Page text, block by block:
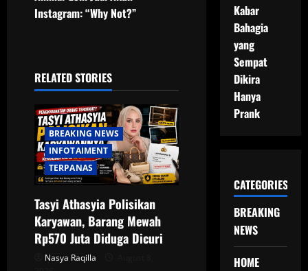
n
v
i
g
a
t
i
o
Instagram: “Why Not?”
RELATED STORIES
BREAKING NEWS
INFOTAIMENT
TERPANAS
Tasyi Athasyia Polisikan
Karyawan, Barang Mewah
Rp570 Juta Diduga Dicuri
Nasya Raqilla
Kabar
Bahagia
yang
Sempat
Dikira
Hanya
Prank
CATEGORIES
BREAKING
NEWS
HOME